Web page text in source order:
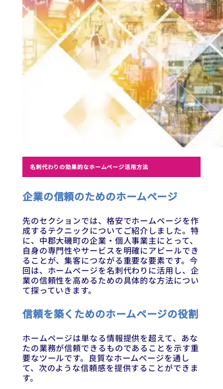
名刺代わりの効果的なホームページ活用方法
企業の信頼のためのホームページ
先のセクションでは、格安でホームページを作
成するテクニックについてご紹介しました。特
に、中郡大磯町の企業・個人事業主にとって、
自身の専門性やサービスを明確にアピールでき
ることが、集客につながる重要な要素です。今
回は、ホームページを名刺代わりに活用し、企
業の信頼性を高めるための具体的な方法につい
て探っていきます。
信頼を築くためのホームページの役割
ホームページは単なる情報提供を超えて、あな
たの業務が信頼できるものであることを示す重
要なツールです。良質なホームページを通し
て、次のような信頼感を提供することができま
す。